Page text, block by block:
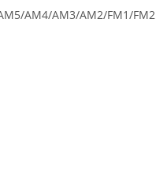
AM4/AM3/AM2/FM1/FM2